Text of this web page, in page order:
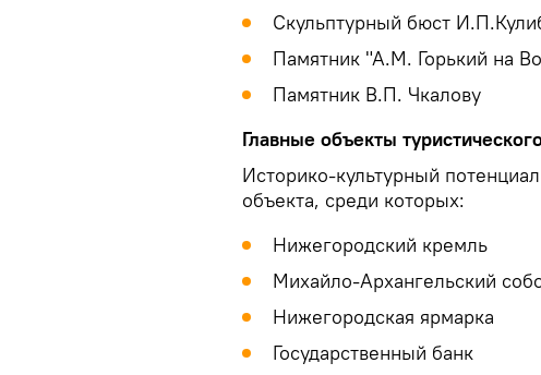
Скульптурный бюст
Памятник "А.М. Горький на
Памятник В.П. Чкалову
Главные объекты
Историко-культурный
объекта, среди которых:
Нижегородский кремль
Михайло-Архангельский
Нижегородская ярмарка
Государственный банк